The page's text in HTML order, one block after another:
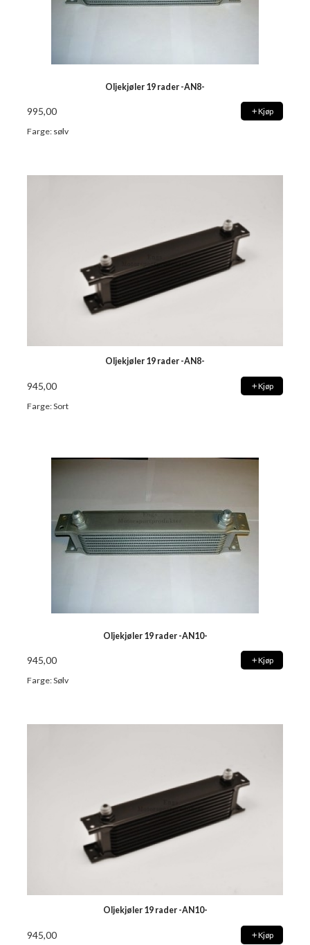
Oljekjøler 19 rader -AN8-
995,00 Kjøp
Farge: sølv
Oljekjøler 19 rader -AN8-
945,00 Kjøp
Farge: Sort
Oljekjøler 19 rader -AN10-
945,00 Kjøp
Farge: Sølv
Oljekjøler 19 rader -AN10-
945,00 Kjøp